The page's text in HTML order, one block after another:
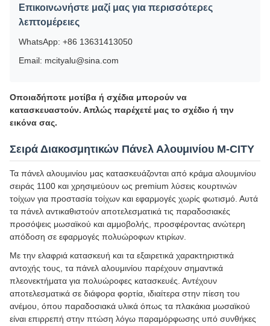
Επικοινωνήστε μαζί μας για περισσότερες
λεπτομέρειες
WhatsApp: +86 13631413050
Email: mcityalu@sina.com
Οποιαδήποτε μοτίβα ή σχέδια μπορούν να
κατασκευαστούν. Απλώς παρέχετέ μας το σχέδιο ή την
εικόνα σας.
Σειρά Διακοσμητικών Πάνελ Αλουμινίου M-CITY
Τα πάνελ αλουμινίου μας κατασκευάζονται από κράμα αλουμινίου
σειράς 1100 και χρησιμεύουν ως premium λύσεις κουρτινών
τοίχων για προστασία τοίχων και εφαρμογές χωρίς φωτισμό. Αυτά
τα πάνελ αντικαθιστούν αποτελεσματικά τις παραδοσιακές
προσόψεις μωσαϊκού και αμμοβολής, προσφέροντας ανώτερη
απόδοση σε εφαρμογές πολυώροφων κτιρίων.
Με την ελαφριά κατασκευή και τα εξαιρετικά χαρακτηριστικά
αντοχής τους, τα πάνελ αλουμινίου παρέχουν σημαντικά
πλεονεκτήματα για πολυώροφες κατασκευές. Αντέχουν
αποτελεσματικά σε διάφορα φορτία, ιδιαίτερα στην πίεση του
ανέμου, όπου παραδοσιακά υλικά όπως τα πλακάκια μωσαϊκού
είναι επιρρεπή στην πτώση λόγω παραμόρφωσης υπό συνθήκες